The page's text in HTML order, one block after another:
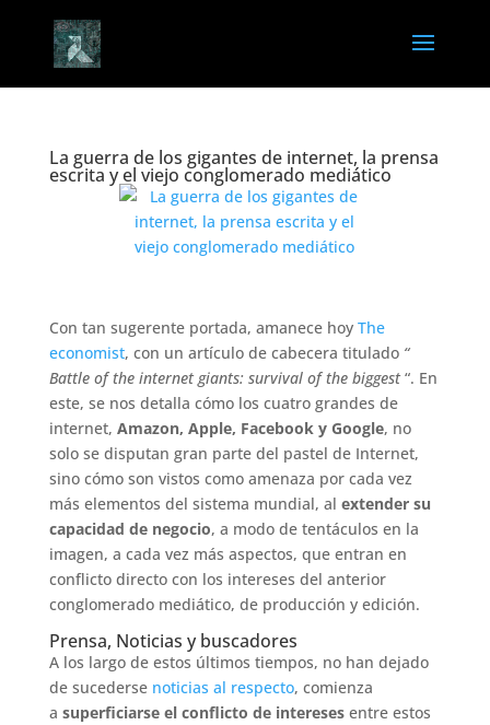
La guerra de los gigantes de internet, la prensa
escrita y el viejo conglomerado mediático
Con tan sugerente portada, amanece hoy The
economist, con un artículo de cabecera titulado “
Battle of the internet giants: survival of the biggest“. En
este, se nos detalla cómo los cuatro grandes de
internet, Amazon, Apple, Facebook y Google, no
solo se disputan gran parte del pastel de Internet,
sino cómo son vistos como amenaza por cada vez
más elementos del sistema mundial, al extender su
capacidad de negocio, a modo de tentáculos en la
imagen, a cada vez más aspectos, que entran en
conflicto directo con los intereses del anterior
conglomerado mediático, de producción y edición.
Prensa, Noticias y buscadores
A los largo de estos últimos tiempos, no han dejado
de sucederse noticias al respecto, comienza
a superficiarse el conflicto de interesesentre estos